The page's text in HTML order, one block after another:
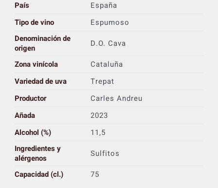
País
España
Tipo de vino
Espumoso
Denominación de
origen
D.O. Cava
Zona vinícola
Cataluña
Variedad de uva
Trepat
Productor
Carles Andreu
Añada
2023
Alcohol (%)
11,5
Ingredientes y
alérgenos
Sulfitos
Capacidad (cl.)
75